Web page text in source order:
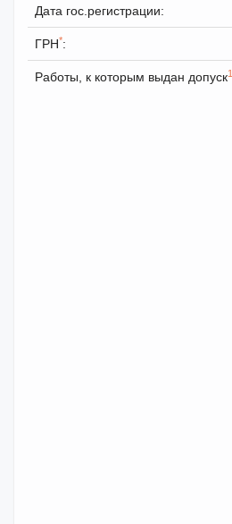
Дата гос.регистрации:
ГРН*:
Работы, к которым выдан допуск1